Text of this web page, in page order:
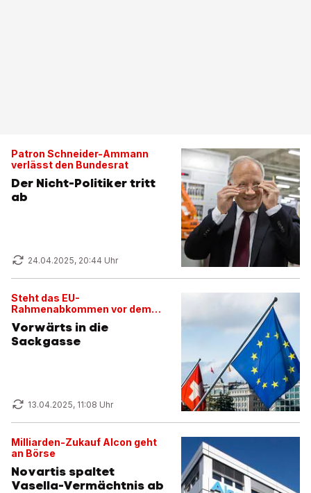
Patron Schneider-Ammann
verlässt den Bundesrat
Der Nicht-Politiker tritt
ab
24.04.2025, 20:44 Uhr
Steht das EU-
Rahmenabkommen vor dem
Vorwärts in die
Sackgasse
13.04.2025, 11:08 Uhr
Milliarden-Zukauf Alcon geht
an Börse
Novartis spaltet
Vasella-Vermächtnis ab